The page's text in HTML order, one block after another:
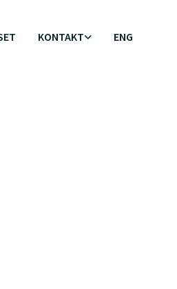
KONTAKT ENG